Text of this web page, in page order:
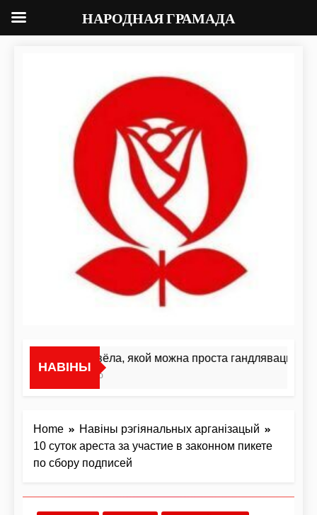
НАВІНЫ
«Я не жывёла, якой можна проста гандляваць»У
Home
Навіны рэгіянальных арганізацый
10 суток ареста за участие в законном пикете
по сбору подписей
НАРОДНАЯ ГРАМАДА